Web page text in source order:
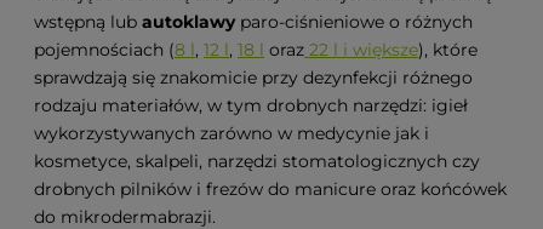
wstępną lub autoklawyparo-ciśnieniowe o różnych
pojemnościach (8 l, 12 l, 18 l oraz 22 l i większe), które
sprawdzają się znakomicie przy dezynfekcji różnego
rodzaju materiałów, w tym drobnych narzędzi: igieł
wykorzystywanych zarówno w medycynie jak i
kosmetyce, skalpeli, narzędzi stomatologicznych czy
drobnych pilników i frezów do manicure oraz końcówek
do mikrodermabrazji.